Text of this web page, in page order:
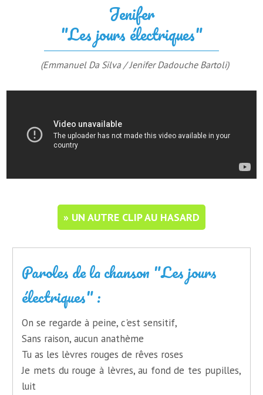
Jenifer
"Les jours électriques"
(Emmanuel Da Silva / Jenifer Dadouche Bartoli)
» UN AUTRE CLIP AU HASARD
Paroles de la chanson "Les jours
électriques" :
On se regarde à peine, c'est sensitif,
Sans raison, aucun anathème
Tu as les lèvres rouges de rêves roses
Je mets du rouge à lèvres, au fond de tes pupilles,
luit